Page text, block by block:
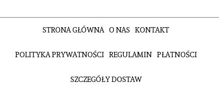
STRONA GŁÓWNA O NAS KONTAKT
POLITYKA PRYWATNOŚCI REGULAMIN PŁATNOŚCI
SZCZEGÓŁY DOSTAW